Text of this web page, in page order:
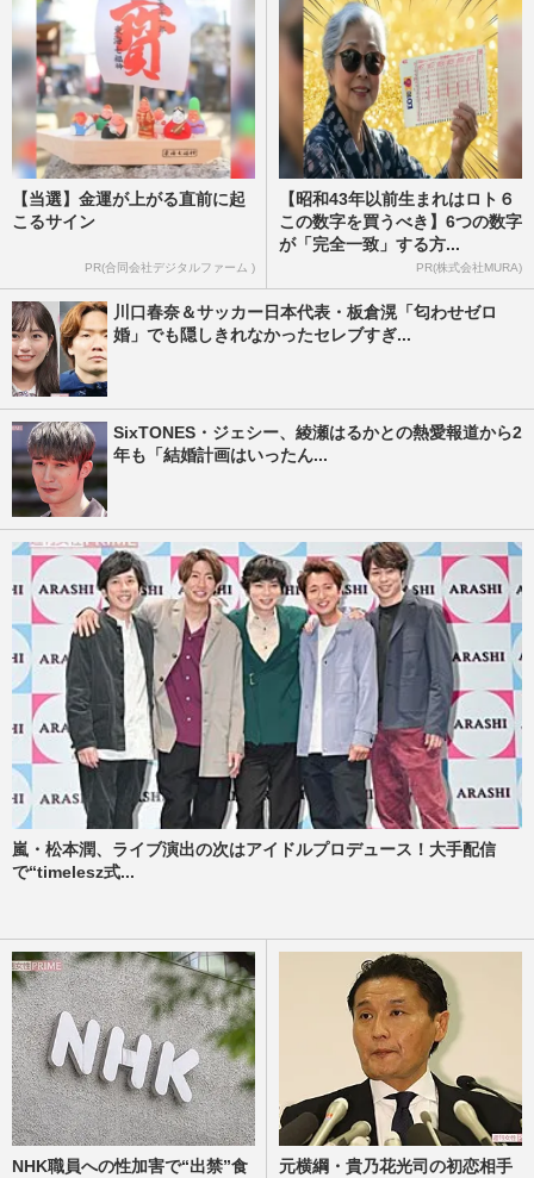
【当選】金運が上がる直前に起
こるサイン
PR(合同会社デジタルファーム )
【昭和43年以前生まれはロト６
この数字を買うべき】6つの数字
が「完全一致」する方...
PR(株式会社MURA)
川口春奈＆サッカー日本代表・板倉滉「匂わせゼロ
婚」でも隠しきれなかったセレブすぎ...
SixTONES・ジェシー、綾瀬はるかとの熱愛報道から2
年も「結婚計画はいったん...
嵐・松本潤、ライブ演出の次はアイドルプロデュース！大手配信
で“timelesz式...
NHK職員への性加害で“出禁”食
元横綱・貴乃花光司の初恋相手